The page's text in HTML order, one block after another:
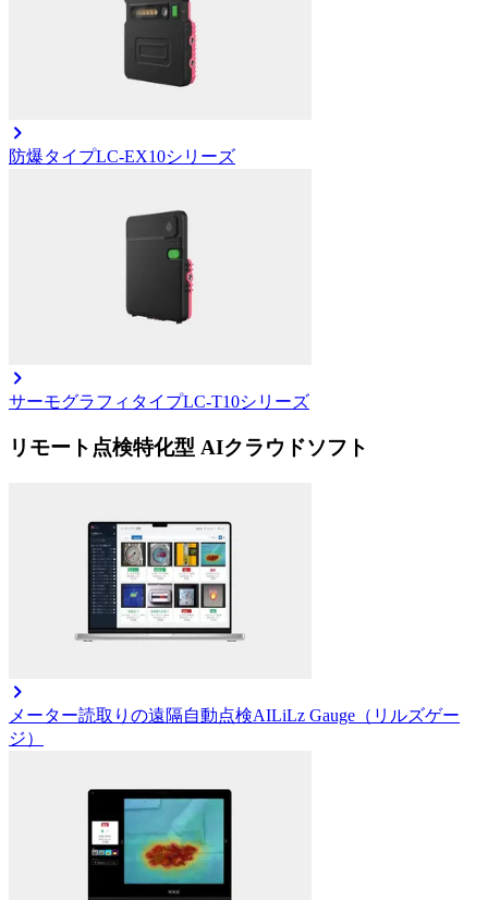
防爆タイプLC-EX10シリーズ
サーモグラフィタイプLC-T10シリーズ
リモート点検特化型 AIクラウドソフト
メーター読取りの遠隔自動点検AILiLz Gauge（リルズゲー
ジ）